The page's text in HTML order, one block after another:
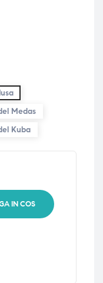
Medas
Kuba
IN COS